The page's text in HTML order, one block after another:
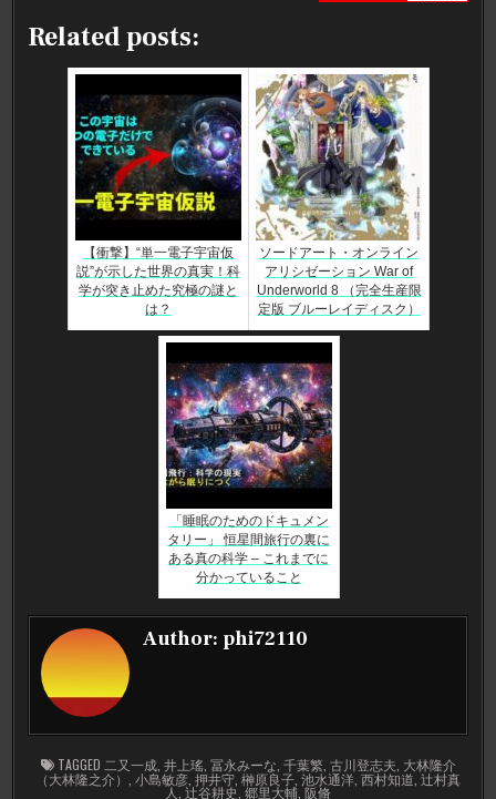
Related posts:
【衝撃】“単一電子宇宙仮
説”が示した世界の真実！科
学が突き止めた究極の謎と
は？
ソードアート・オンライン
アリシゼーション War of
Underworld 8 （完全生産限
定版 ブルーレイディスク）
「睡眠のためのドキュメン
タリー」 恒星間旅行の裏に
ある真の科学 – これまでに
分かっていること
Author: phi72110
TAGGED 二又一成, 井上瑤, 冨永みーな 千葉繁 古川登志夫 大林隆介
（大林隆之介） 小島敏彦 押井守 榊原良子,池水通洋 西村知道 ,辻村真
人,辻谷耕史 ,郷里大輔 ,阪脩